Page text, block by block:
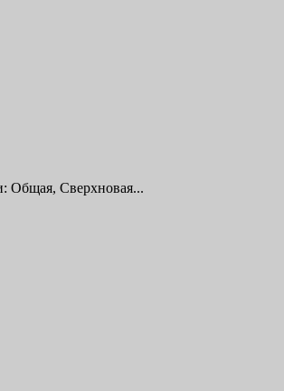
Общая, Сверхновая...